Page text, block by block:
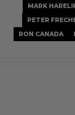
MARK
PETER
RON CANADA